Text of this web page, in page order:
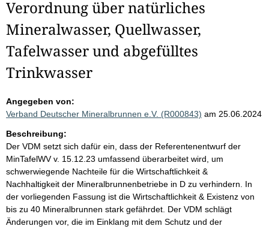
Verordnung über natürliches
Mineralwasser, Quellwasser,
Tafelwasser und abgefülltes
Trinkwasser
Angegeben von:
Verband Deutscher Mineralbrunnen e.V. (R000843) am 25.06.2024
Beschreibung:
Der VDM setzt sich dafür ein, dass der Referentenentwurf der
MinTafelWV v. 15.12.23 umfassend überarbeitet wird, um
schwerwiegende Nachteile für die Wirtschaftlichkeit &
Nachhaltigkeit der Mineralbrunnenbetriebe in D zu verhindern. In
der vorliegenden Fassung ist die Wirtschaftlichkeit & Existenz von
bis zu 40 Mineralbrunnen stark gefährdet. Der VDM schlägt
Änderungen vor, die im Einklang mit dem Schutz und der